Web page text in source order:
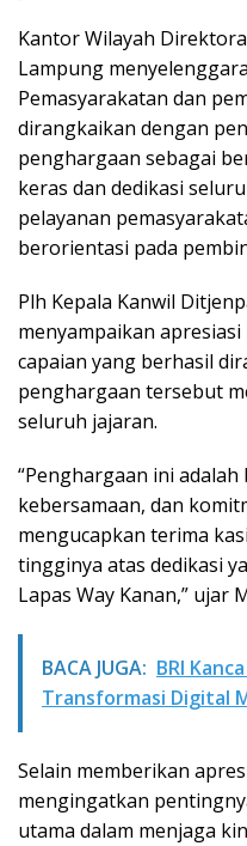
Kantor Wilayah
Lampung
Pemasyarakatan dan
dirangkaikan dengan
penghargaan sebagai
keras dan dedikasi
pelayanan
berorientasi pada
Plh Kepala Kanwil
menyampaikan
capaian yang berhasil
penghargaan tersebut
seluruh jajaran.
“Penghargaan ini
kebersamaan, dan
mengucapkan terima
tingginya atas dedikasi
Lapas Way Kanan,” ujar
BACA JUGA: BRI
Transformasi Digital
Selain memberikan
mengingatkan
utama dalam menjaga